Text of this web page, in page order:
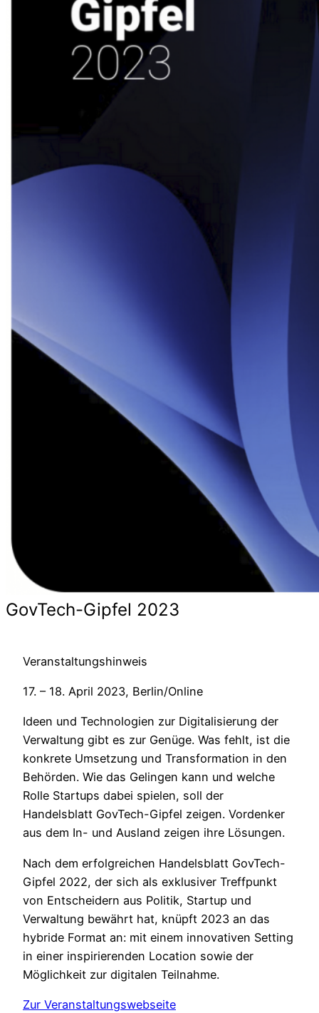
GovTech-Gipfel 2023
Veranstaltungshinweis
17. – 18. April 2023, Berlin/Online
Ideen und Technologien zur Digitalisierung der
Verwaltung gibt es zur Genüge. Was fehlt, ist die
konkrete Umsetzung und Transformation in den
Behörden. Wie das Gelingen kann und welche
Rolle Startups dabei spielen, soll der
Handelsblatt GovTech-Gipfel zeigen. Vordenker
aus dem In- und Ausland zeigen ihre Lösungen.
Nach dem erfolgreichen Handelsblatt GovTech-
Gipfel 2022, der sich als exklusiver Treffpunkt
von Entscheidern aus Politik, Startup und
Verwaltung bewährt hat, knüpft 2023 an das
hybride Format an: mit einem innovativen Setting
in einer inspirierenden Location sowie der
Möglichkeit zur digitalen Teilnahme.
Zur Veranstaltungswebseite